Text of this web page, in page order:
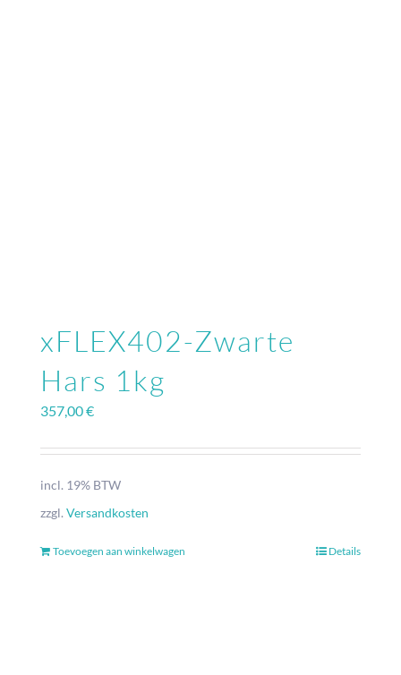
xFLEX402-Zwarte
Hars 1kg
357,00€
incl. 19% BTW
zzgl.Versandkosten
Toevoegen aan winkelwagen Details